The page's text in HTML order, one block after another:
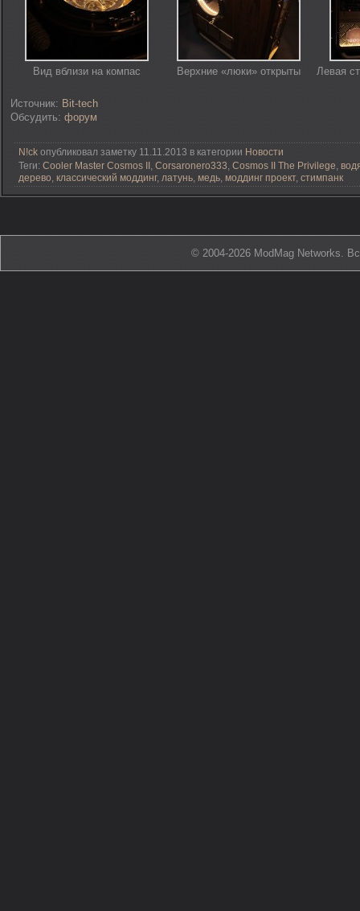
Вид вблизи на компас Верхние «люки» открыты Левая
Источник: Bit-tech
Обсудить: форум
N!ck опубликовал заметку 11.11.2013 в категории Новости
Теги: Cooler Master Cosmos II , Corsaronero333, Cosmos II The Privilege,
дерево, классический моддинг, латунь, медь, моддинг проект, стимпанк
© 2004-2026 ModMag Networks.